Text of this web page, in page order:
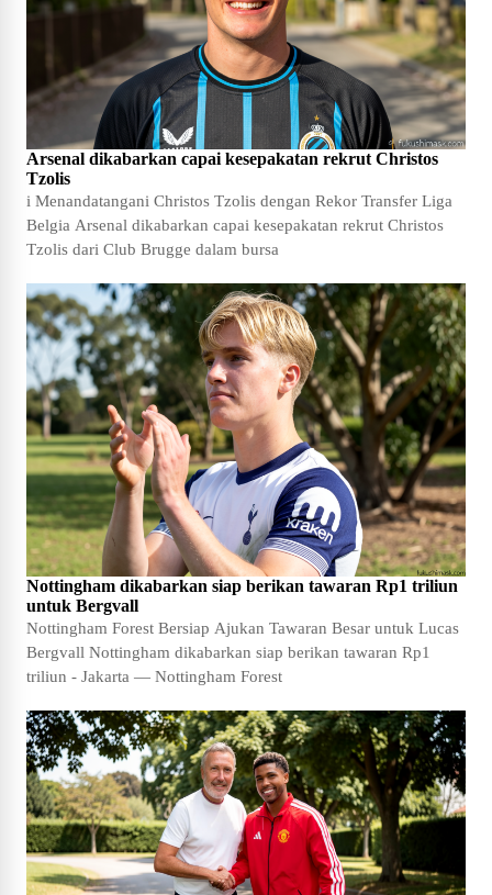
Arsenal dikabarkan capai kesepakatan rekrut Christos
Tzolis
i Menandatangani Christos Tzolis dengan Rekor Transfer Liga
Belgia Arsenal dikabarkan capai kesepakatan rekrut Christos
Tzolis dari Club Brugge dalam bursa
Nottingham dikabarkan siap berikan tawaran Rp1 triliun
untuk Bergvall
Nottingham Forest Bersiap Ajukan Tawaran Besar untuk Lucas
Bergvall Nottingham dikabarkan siap berikan tawaran Rp1
triliun - Jakarta — Nottingham Forest